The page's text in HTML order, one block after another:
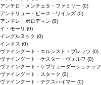
アンテロ・メンチェタ・ファミリー (0)
アンドリュー・ピース・ワインズ (0)
アンドレ・ボロディン (0)
イ・モーリ (0)
イングルヌック (0)
インドス (0)
ヴァイングート・エルンスト・ブレッツ (0)
ヴァイングート・ケスター・ヴォルフ (0)
ヴァイングート・ゲブリューダーシュテッフ
ヴァイングート・スターク (0)
ヴァイングート・デクスハイマー (0)